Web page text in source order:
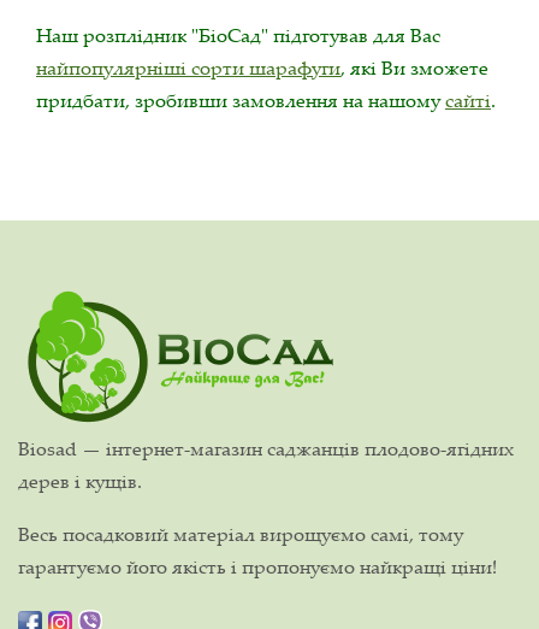
Наш розплідник "БіоСад" підготував для Вас
найпопулярніші сорти шарафуги, які Ви зможете
придбати, зробивши замовлення на нашомусайті.
Biosad — інтернет-магазин саджанців плодово-ягідних
дерев і кущів.
Весь посадковий матеріал вирощуємо самі, тому
гарантуємо його якість і пропонуємо найкращі ціни!